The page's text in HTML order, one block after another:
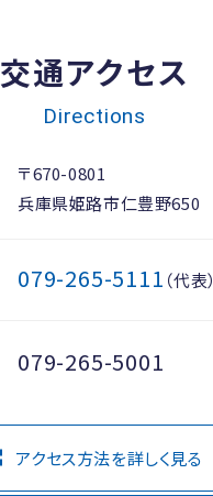
交通アクセス
Directions
〒670-0801
兵庫県姫路市仁豊野650
079-265-5111 （代表）
079-265-5001
アクセス方法を詳しく見る